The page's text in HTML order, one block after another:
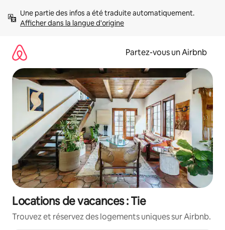
directement
Afficher dans la langue d'origine
Partez-vous un Airbnb
Locations de vacances : Tie
Trouvez et réservez des logements uniques sur Airbnb.